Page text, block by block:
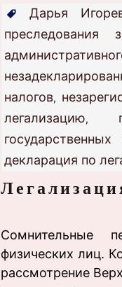
Дарья
преследования
налогов,
легализацию,
государственных
декларация по
Сомнительные
физических лиц.
рассмотрение